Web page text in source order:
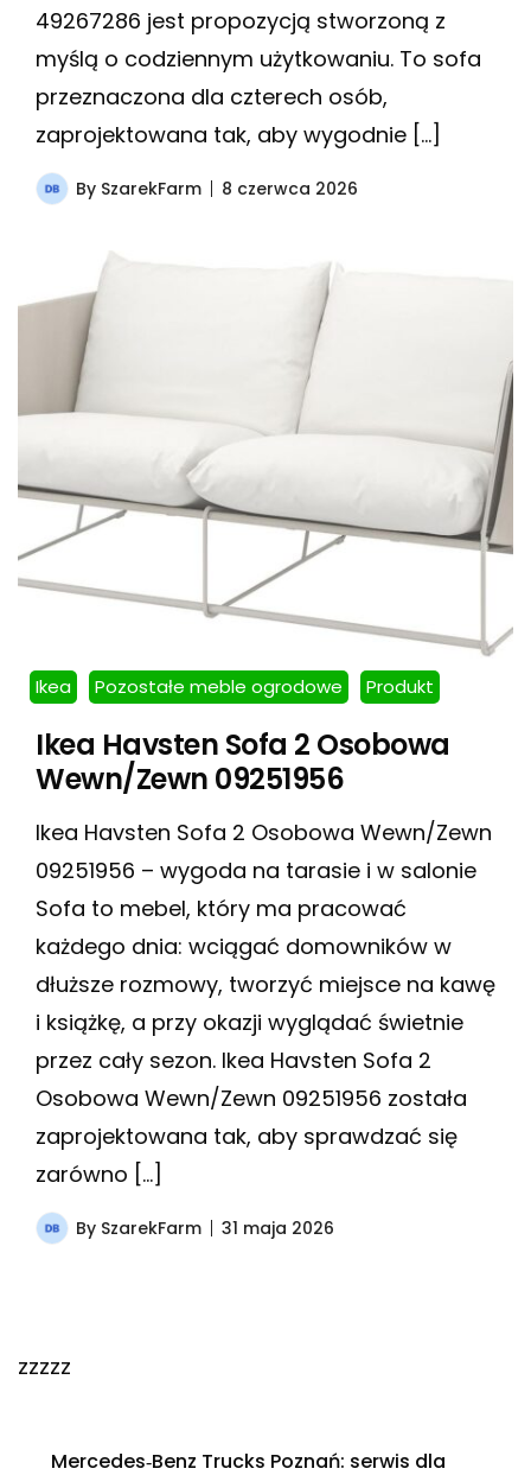
49267286 jest propozycją stworzoną z
myślą o codziennym użytkowaniu. To sofa
przeznaczona dla czterech osób,
zaprojektowana tak, aby wygodnie […]
By SzarekFarm 8 czerwca 2026
Ikea Pozostałe meble ogrodowe Produkt
Ikea Havsten Sofa 2 Osobowa
Wewn/Zewn 09251956
Ikea Havsten Sofa 2 Osobowa Wewn/Zewn
09251956 – wygoda na tarasie i w salonie
Sofa to mebel, który ma pracować
każdego dnia: wciągać domowników w
dłuższe rozmowy, tworzyć miejsce na kawę
i książkę, a przy okazji wyglądać świetnie
przez cały sezon. Ikea Havsten Sofa 2
Osobowa Wewn/Zewn 09251956 została
zaprojektowana tak, aby sprawdzać się
zarówno […]
By SzarekFarm 31 maja 2026
zzzzz
Mercedes‑Benz Trucks Poznań: serwis dla